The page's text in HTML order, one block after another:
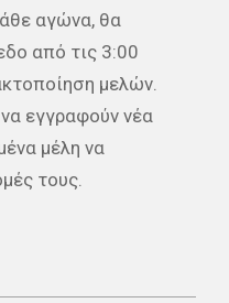
αγώνα, θα
από τις 3:00
μελών.
εγγραφούν νέα
μέλη να
τους.